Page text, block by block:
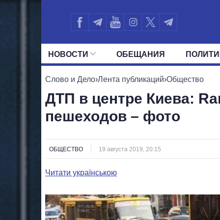
НОВОСТИ ОБЕЩАНИЯ
ВСЕ ПОЛИТИКИ ПРЕЗИДЕНТ И
Слово и Дело›Лента публикаций›Общество
ДТП в центре Киева:
пешеходов – фото
ОБЩЕСТВО 19 августа 2019, 20:15
Читати українською